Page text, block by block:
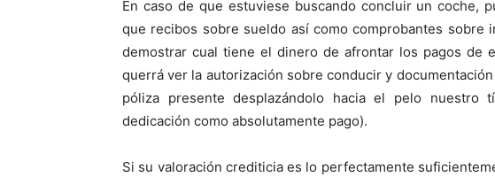
En caso de que estuviese buscando concluir un coche,
que recibos sobre sueldo así­ como comprobantes sobre
demostrar cual tiene el dinero de afrontar los pagos de
querrá ver la autorización sobre conducir y
póliza presente desplazándolo hacia el pelo nuestro
dedicación como absolutamente pago).
Si su valoración crediticia es lo perfectamente